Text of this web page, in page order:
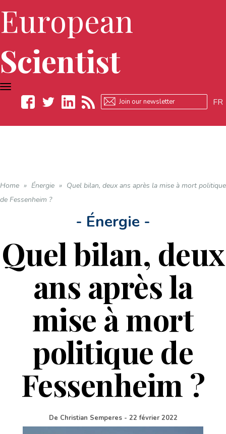
European
Scientist
FR
TOGGLE
NAVIGATION
Home » Énergie » Quel bilan, deux ans après la mise à mort politique
de Fessenheim ?
- Énergie -
Quel bilan, deux
ans après la
mise à mort
politique de
Fessenheim ?
De Christian Semperes - 22 février 2022